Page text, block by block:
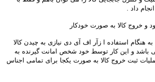
داد .
و خروج کالا به صورت خودکار
به هنگام استفاده ا زآر اف آی دی نیازی به چیدن کالا
و این کار توسط خود شخص امانت گیرنده به
ثبت خروج کالا به صورت یکجا برای تمامی اجناس